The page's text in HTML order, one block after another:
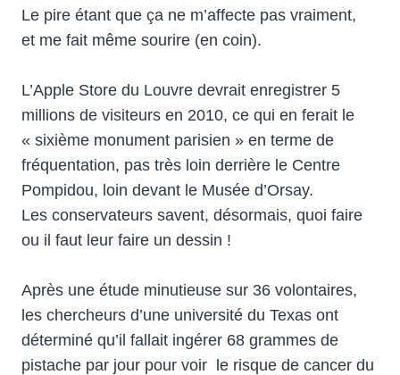
Le pire étant que ça ne m’affecte pas vraiment,
et me fait même sourire (en coin).
L’Apple Store du Louvre devrait enregistrer 5
millions de visiteurs en 2010, ce qui en ferait le
« sixième monument parisien » en terme de
fréquentation, pas très loin derrière le Centre
Pompidou, loin devant le Musée d’Orsay.
Les conservateurs savent, désormais, quoi faire
ou il faut leur faire un dessin !
Après une étude minutieuse sur 36 volontaires,
les chercheurs d’une université du Texas ont
déterminé qu’il fallait ingérer 68 grammes de
pistache par jour pour voir le risque de cancer du